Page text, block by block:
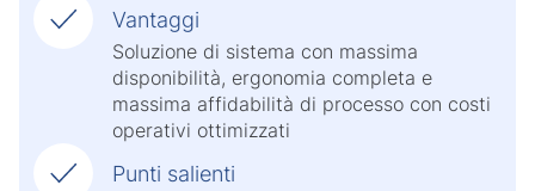
Vantaggi
Soluzione di sistema con massima
disponibilità, ergonomia completa e
massima affidabilità di processo con costi
operativi ottimizzati
Punti salienti